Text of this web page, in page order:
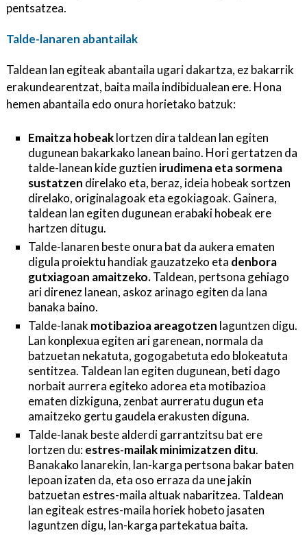
pentsatzea.
Talde-lanaren abantailak
Taldean lan egiteak abantaila ugari dakartza, ez bakarrik
erakundearentzat, baita maila indibidualean ere. Hona
hemen abantaila edo onura horietako batzuk:
Emaitza hobeaklortzen dira taldean lan egiten
dugunean bakarkako lanean baino. Hori gertatzen da
talde-lanean kide guztien irudimena eta sormena
sustatzen direlako eta, beraz, ideia hobeak sortzen
direlako, originalagoak eta egokiagoak. Gainera,
taldean lan egiten dugunean erabaki hobeak ere
hartzen ditugu.
Talde-lanaren beste onura bat da aukera ematen
digula proiektu handiak gauzatzeko eta denbora
gutxiagoan amaitzeko.Taldean, pertsona gehiago
ari direnez lanean, askoz arinago egiten da lana
banaka baino.
Talde-lanak motibazioa areagotzen laguntzen digu.
Lan konplexua egiten ari garenean, normala da
batzuetan nekatuta, gogogabetuta edo blokeatuta
sentitzea. Taldean lan egiten dugunean, beti dago
norbait aurrera egiteko adorea eta motibazioa
ematen dizkiguna, zenbat aurreratu dugun eta
amaitzeko gertu gaudela erakusten diguna.
Talde-lanak beste alderdi garrantzitsu bat ere
lortzen du:estres-mailak minimizatzen ditu.
Banakako lanarekin, lan-karga pertsona bakar baten
lepoan izaten da, eta oso erraza da une jakin
batzuetan estres-maila altuak nabaritzea. Taldean
lan egiteak estres-maila horiek hobeto jasaten
laguntzen digu, lan-karga partekatua baita.